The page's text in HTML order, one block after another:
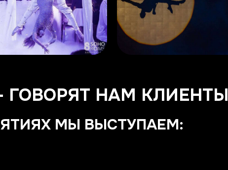
ГОВОРЯТ НАМ КЛИЕНТЫ
МЫ ВЫСТУПАЕМ: